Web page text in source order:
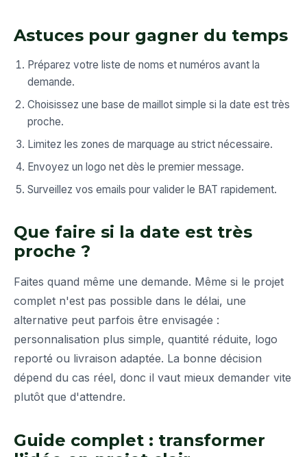
Astuces pour gagner du temps
Préparez votre liste de noms et numéros avant la
demande.
Choisissez une base de maillot simple si la date est très
proche.
Limitez les zones de marquage au strict nécessaire.
Envoyez un logo net dès le premier message.
Surveillez vos emails pour valider le BAT rapidement.
Que faire si la date est très
proche ?
Faites quand même une demande. Même si le projet
complet n'est pas possible dans le délai, une
alternative peut parfois être envisagée :
personnalisation plus simple, quantité réduite, logo
reporté ou livraison adaptée. La bonne décision
dépend du cas réel, donc il vaut mieux demander vite
plutôt que d'attendre.
Guide complet : transformer